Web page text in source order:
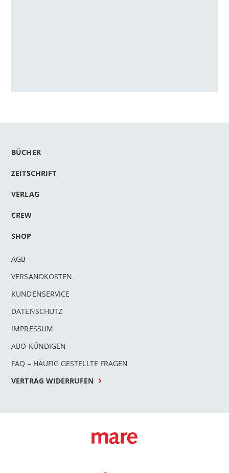
BÜCHER
ZEITSCHRIFT
VERLAG
CREW
SHOP
AGB
VERSANDKOSTEN
KUNDENSERVICE
DATENSCHUTZ
IMPRESSUM
ABO KÜNDIGEN
FAQ – HÄUFIG GESTELLTE FRAGEN
VERTRAG WIDERRUFEN